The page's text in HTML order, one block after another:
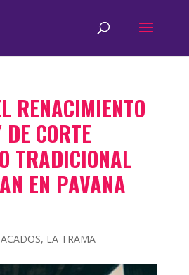
RENACIMIENTO
CORTE
TRADICIONAL
EN PAVANA
, LA TRAMA